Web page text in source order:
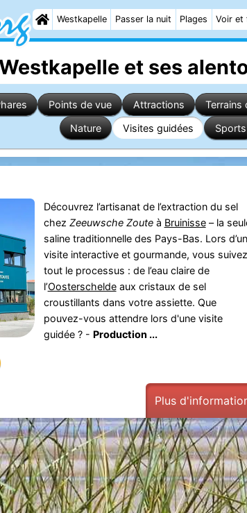
Westkapelle Passer la nuit Plages Voir et
et ses
Points de vue Attractions Terrains
Nature
Visites guidées Sports
Découvrez l’artisanat de l’extraction du sel
chez Zeeuwsche Zouteà Bruinisse– la
saline traditionnelle des Pays-Bas. Lors
visite interactive et gourmande, vous suivez
tout le processus : de l’eau claire de
l’Oosterscheldeaux cristaux de sel
croustillants dans votre assiette. Que
pouvez-vous attendre lors d'une visite
guidée ? - Production ...
Plus